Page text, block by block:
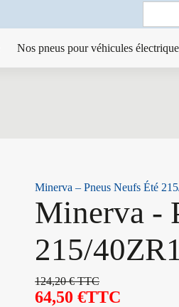
Search
Nos pneus pour véhicules
Minerva – Pneus Neufs Été
Minerva -
215/
124,20€TTC
64,50€TTC